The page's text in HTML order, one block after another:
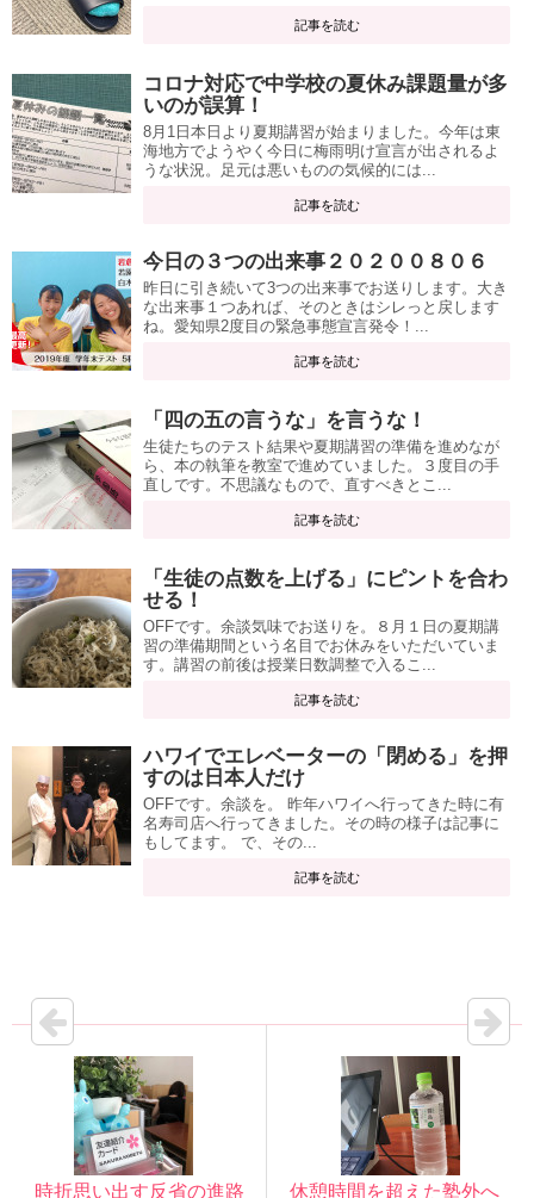
記事を読む
コロナ対応で中学校の夏休み課題量が多
いのが誤算！
8月1日本日より夏期講習が始まりました。今年は東
海地方でようやく今日に梅雨明け宣言が出されるよ
うな状況。足元は悪いものの気候的には...
記事を読む
今日の３つの出来事２０２００８０６
昨日に引き続いて3つの出来事でお送りします。大き
な出来事１つあれば、そのときはシレっと戻します
ね。愛知県2度目の緊急事態宣言発令！...
記事を読む
「四の五の言うな」を言うな！
生徒たちのテスト結果や夏期講習の準備を進めなが
ら、本の執筆を教室で進めていました。３度目の手
直しです。不思議なもので、直すべきとこ...
記事を読む
「生徒の点数を上げる」にピントを合わ
せる！
OFFです。余談気味でお送りを。８月１日の夏期講
習の準備期間という名目でお休みをいただいていま
す。講習の前後は授業日数調整で入るこ...
記事を読む
ハワイでエレベーターの「閉める」を押
すのは日本人だけ
OFFです。余談を。 昨年ハワイへ行ってきた時に有
名寿司店へ行ってきました。その時の様子は記事に
もしてます。 で、その...
記事を読む
時折思い出す反省の進路 休憩時間を超えた塾外へ